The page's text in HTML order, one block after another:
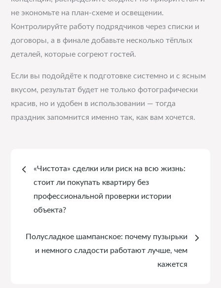
не экономьте на план-схеме и освещении.
Контролируйте работу подрядчиков через списки и
договоры, а в финале добавьте несколько тёплых
деталей, которые согреют гостей.
Если вы подойдёте к подготовке системно и с ясным
вкусом, результат будет не только фотографически
красив, но и удобен в использовании — тогда
праздник запомнится именно так, как вам хочется.
Навигация
записям
«Чистота» сделки или риск на всю жизнь:
стоит ли покупать квартиру без
профессиональной проверки истории
объекта?
Полусладкое шампанское: почему пузырьки
и немного сладости работают лучше, чем
кажется